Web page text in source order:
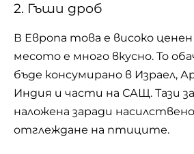
2. Гъши дроб
В Европа това е високо
месото е много вкусно. То
бъде консумирано в Израел,
Индия и части на САЩ. Тази
наложена заради
отглеждане на птиците.